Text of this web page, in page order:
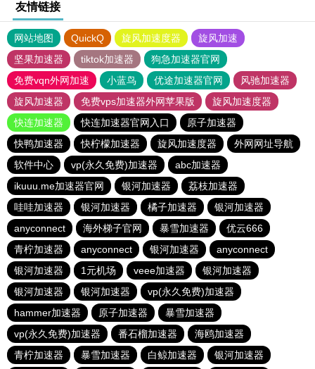
友情链接
网站地图 QuickQ 旋风加速度器
旋风加速
坚果加速器
tiktok加速器
狗急加速器官网
免费vqn外网加速
小蓝鸟 优途加速器官网
风驰加速器
旋风加速器
免费vps加速器外网苹果版
旋风加速度器
快连加速器
快连加速器官网入口
原子加速器
快鸭加速器
快柠檬加速器 旋风加速度器
外网网址导航
软件中心
vp(永久免费)加速器
abc加速器
ikuuu.me加速器官网
银河加速器
荔枝加速器
哇哇加速器
银河加速器 橘子加速器
银河加速器
anyconnect
海外梯子官网 暴雪加速器
优云666
青柠加速器
anyconnect 银河加速器
anyconnect
银河加速器
1元机场 veee加速器
银河加速器
银河加速器
银河加速器
vp(永久免费)加速器
hammer加速器
原子加速器
暴雪加速器
vp(永久免费)加速器
番石榴加速器
海鸥加速器
青柠加速器
暴雪加速器 白鲸加速器 银河加速器